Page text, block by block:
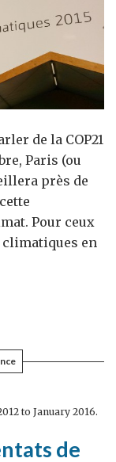
de la COP21
Paris (ou
près de
Pour ceux
en
to January 2016.
de